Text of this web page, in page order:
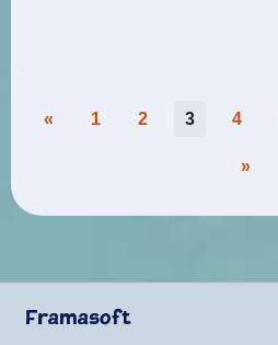
Pagination
publications
« 1 2 3 4
»
Framasoft